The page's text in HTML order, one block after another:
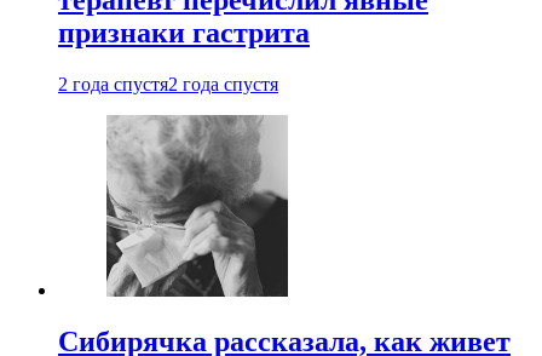
признаки гастрита
2 года спустя2 года спустя
Сибирячка рассказала, как живет